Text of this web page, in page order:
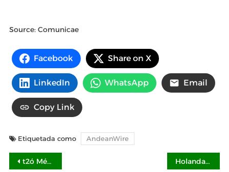
Source: Comunicae
Facebook Share on X
LinkedIn WhatsApp Email
Copy Link
Etiquetada como AndeanWire
Navegación
t2ó México es reconocida como una de las 5 mejores agencias de marketing digital en 2025 Holanda Moka Café: otra forma de disfrutar esta deliciosa bebida